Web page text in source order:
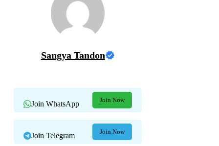
Sangya Tandon
Join WhatsApp Join Now
Join Telegram Join Now